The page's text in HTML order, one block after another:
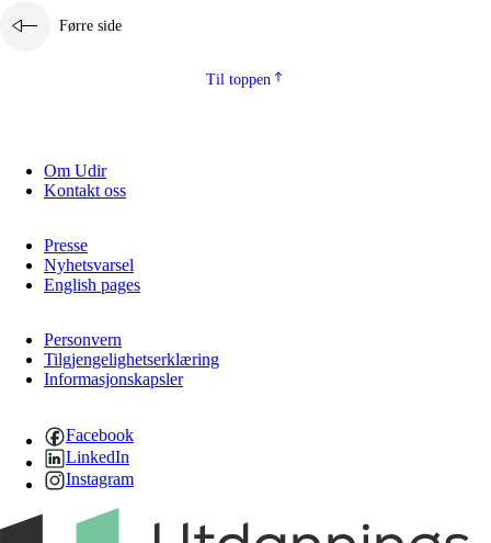
Førre side
Til toppen
Om Udir
Kontakt oss
Presse
Nyhetsvarsel
English pages
Personvern
Tilgjengelighetserklæring
Informasjonskapsler
Facebook
LinkedIn
Instagram